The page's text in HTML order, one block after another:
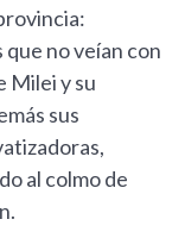
no veían con
Milei y su
sus
al colmo de